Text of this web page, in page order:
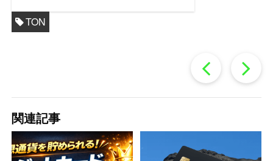
TON
過
去
の
関連記事